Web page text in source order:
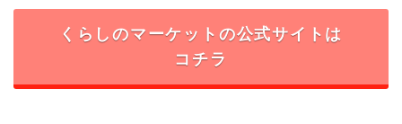
くらしのマーケットの公式サイトは
コチラ